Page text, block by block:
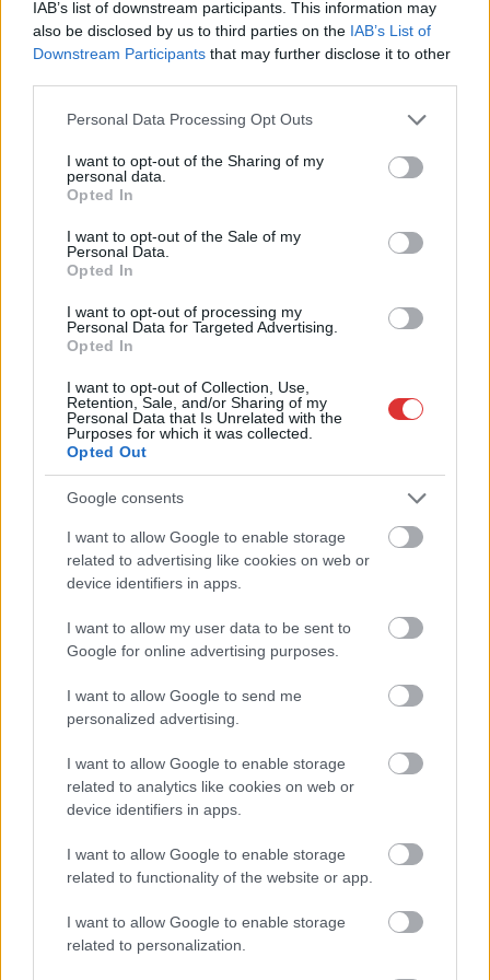
IAB’s list of downstream participants. This information may
also be disclosed by us to third parties on the IAB’s List of
Downstream Participants that may further disclose it to other
Please note that this website/app uses one or more Google
not limited to your visit or usage behaviour. You may click to
grant or deny consent to Google and its third-party tags to
use your data for below specified purposes in below Google
consent section.
Personal Data Processing Opt Outs
I want to opt-out of the Sharing of my
personal data.
Opted In
I want to opt-out of the Sale of my
Personal Data.
Opted In
I want to opt-out of processing my
Personal Data for Targeted Advertising.
Opted In
I want to opt-out of Collection, Use,
Retention, Sale, and/or Sharing of my
Personal Data that Is Unrelated with the
Purposes for which it was collected.
Opted Out
Google consents
I want to allow Google to enable storage
related to advertising like cookies on web or
device identifiers in apps.
I want to allow my user data to be sent to
Google for online advertising purposes.
I want to allow Google to send me
personalized advertising.
I want to allow Google to enable storage
related to analytics like cookies on web or
device identifiers in apps.
I want to allow Google to enable storage
related to functionality of the website or app.
I want to allow Google to enable storage
related to personalization.
Hírlevél feliratkozás
Adja meg keresztnevét:
Adja
meg e-mail címét:
Megismertem és elfogadom a
legfrissebb információkkal és exkluzív tartalmakkal hétről hétre
postaládájába érkezik!
A SZOL24 legfrissebb 24 cikke
számoltak be a szolnoki börtönből
Váratlan fennakadás borította fel a Szolnok–Kecskemét
vasútvonal közlekedését
A polgármester a szolnoki cégekhez fordult: több száz
elbocsátott dolgozón segítene
ezelőtti árvíz idején és így most – fotógyűjtemény
ugyanazokból a szögekből
Ilyenek eddig a tapasztalatok a vendégektől – a hőhullám
miatt ingyenes a strandolás Szolnokon
megint visszatér a forróság, újra rekkenő hőség jön, akár 38
fokokkal
Közzétették a szakértői állásfoglalást, a Fiumei úti fák
többsége szakszerűen már nem ápolható